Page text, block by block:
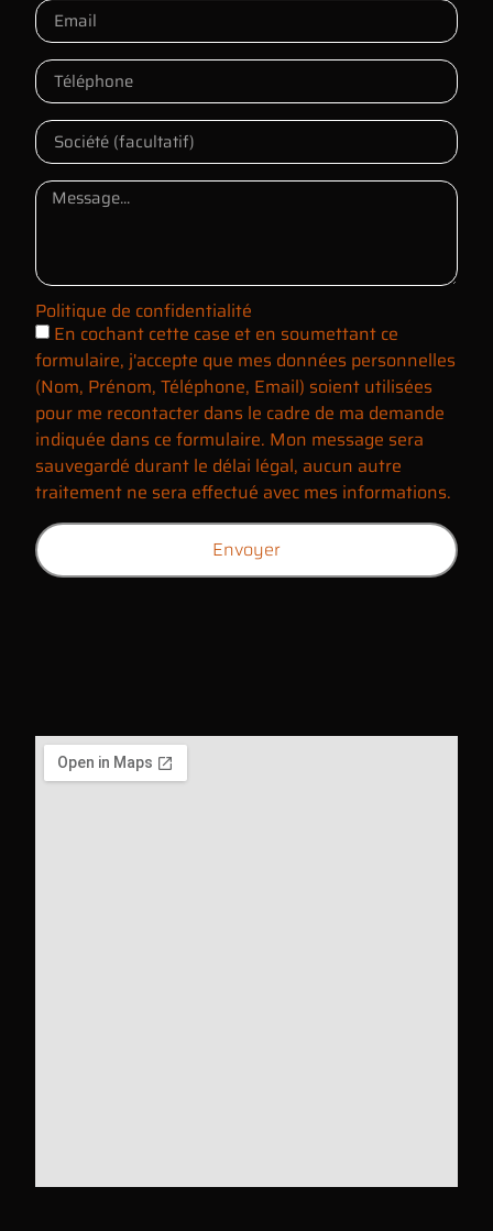
Politique de confidentialité
En cochant cette case et en soumettant ce
formulaire, j'accepte que mes données personnelles
(Nom, Prénom, Téléphone, Email) soient utilisées
pour me recontacter dans le cadre de ma demande
indiquée dans ce formulaire. Mon message sera
sauvegardé durant le délai légal, aucun autre
traitement ne sera effectué avec mes informations.
Envoyer